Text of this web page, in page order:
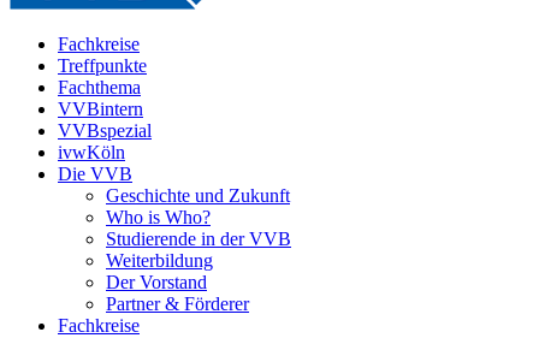
Fachkreise
Treffpunkte
Fachthema
VVBintern
VVBspezial
ivwKöln
Die VVB
Geschichte und Zukunft
Who is Who?
Studierende in der VVB
Weiterbildung
Der Vorstand
Partner & Förderer
Fachkreise